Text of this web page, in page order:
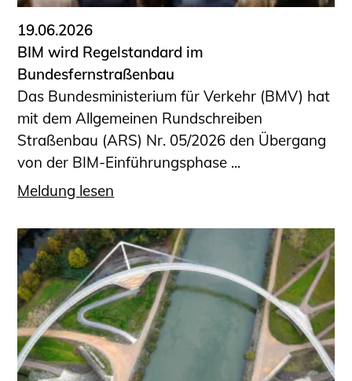
19.06.2026
BIM wird Regelstandard im
Bundesfernstraßenbau
Das Bundesministerium für Verkehr (BMV) hat
mit dem Allgemeinen Rundschreiben
Straßenbau (ARS) Nr. 05/2026 den Übergang
von der BIM-Einführungsphase ...
Meldung lesen